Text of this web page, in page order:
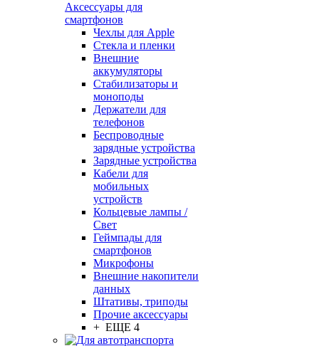
Аксессуары для
смартфонов
Чехлы для Apple
Стекла и пленки
Внешние
аккумуляторы
Стабилизаторы и
моноподы
Держатели для
телефонов
Беспроводные
зарядные устройства
Зарядные устройства
Кабели для
мобильных
устройств
Кольцевые лампы /
Свет
Геймпады для
смартфонов
Микрофоны
Внешние накопители
данных
Штативы, триподы
Прочие аксессуары
+ ЕЩЕ 4